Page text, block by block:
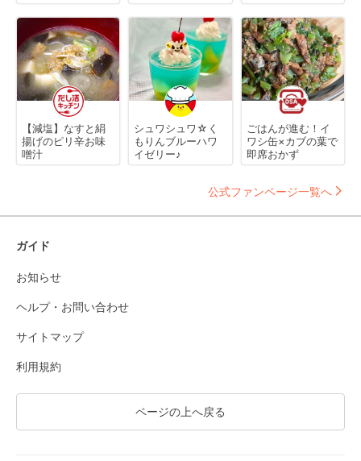
【減塩】なすと絹
揚げのピリ辛お味
噌汁
シュワシュワ☆く
もりんブルーハワ
イゼリー♪
ごはんが進む！イ
ワシ缶×カブの葉で
即席おかず
公式ファンページ一覧へ
ガイド
お知らせ
ヘルプ・お問い合わせ
サイトマップ
利用規約
ページの上へ戻る